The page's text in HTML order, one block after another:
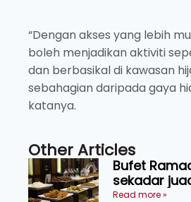
“Dengan akses yang lebih
boleh menjadikan aktiviti
dan berbasikal di kawasan
sebahagian daripada gaya
katanya.
Other Articles
Bufet
sekadar
memilih dan
Read more »